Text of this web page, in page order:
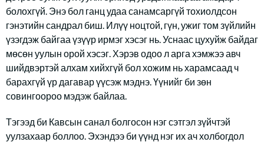
болохгүй. Энэ бол ганц удаа санамсаргүй тохиолдсон
гэнэтийн сандрал биш. Илүү ноцтой, гүн, ужиг том зүйлийн
үзэгдэж байгаа үзүүр ирмэг хэсэг нь. Уснаас цухуйж байдаг
мөсөн уулын орой хэсэг. Хэрэв одоо л арга хэмжээ авч
шийдвэртэй алхам хийхгүй бол хожим нь харамсаад ч
барахгүй үр дагавар үүсэж мэднэ. Үүнийг би зөн
совингоороо мэдэж байлаа.
Тэгээд би Кавсын санал болгосон нэг сэтгэл зүйчтэй
уулзахаар боллоо. Эхэндээ би үүнд нэг их ач холбогдол